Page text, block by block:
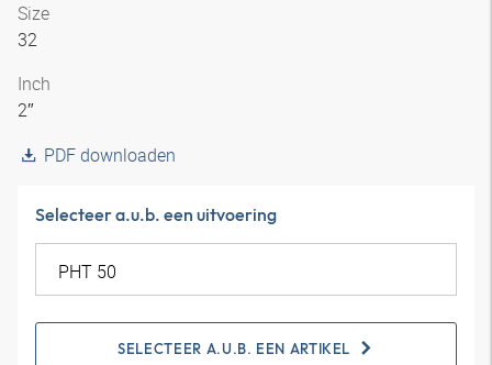
Size
32
Inch
2″
PDF downloaden
Selecteer a.u.b. een uitvoering
SELECTEER A.U.B. EEN ARTIKEL